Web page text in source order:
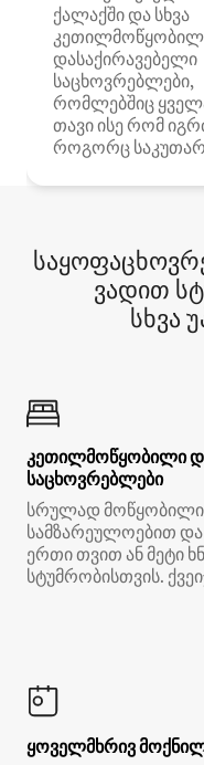
ქალაქში და სხვა
დასაქირავებელი
საცხოვრებლები,
რომლებშიც
თავი ისე რომ
როგორც
ვადით
სხვა
კეთილმოწყობილი
საცხოვრებლები
სრულად მოწყობილი
სამზარეულოებით
ერთი თვით ან მეტი
სტუმრობისთვის.
ყოველმხრივ